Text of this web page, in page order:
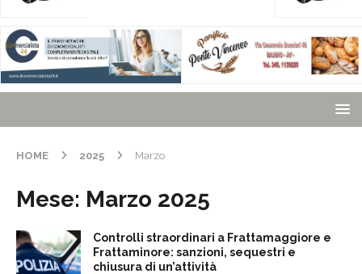
HOME 2025 Marzo
Mese: Marzo 2025
Controlli straordinari a Frattamaggiore e
Frattaminore: sanzioni, sequestri e
chiusura di un’attività